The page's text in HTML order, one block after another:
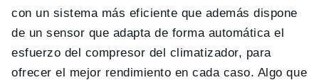
con un sistema más eficiente que además dispone
de un sensor que adapta de forma automática el
esfuerzo del compresor del climatizador, para
ofrecer el mejor rendimiento en cada caso. Algo que